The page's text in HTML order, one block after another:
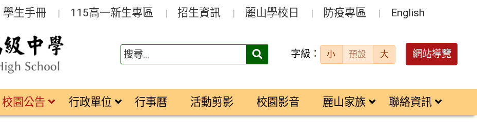
學生手冊 115高一新生專區 招生資訊 麗山學校日 防疫專區 English
搜
字級： 小 預設 大 網站導覽
校園公告 行政單位 行事曆 活動剪影 校園影音 麗山家族 聯絡資訊